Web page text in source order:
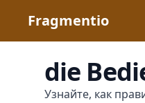
Fragmentio
die
Узнайте, как